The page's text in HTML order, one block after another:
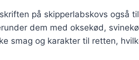
på skipperlabskovs også
dem med oksekød,
smag og karakter til retten,